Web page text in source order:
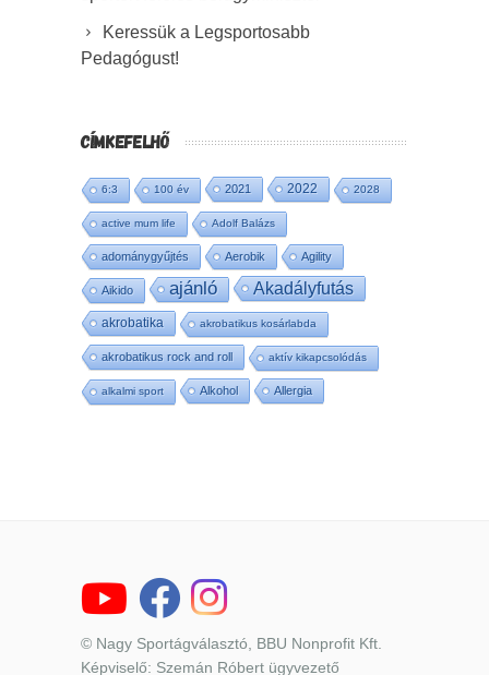
Keressük a Legsportosabb
Pedagógust!
CÍMKEFELHŐ
6:3 100 év 2021 2022 2028
active mum life Adolf Balázs
adománygyűjtés Aerobik Agility
Aikido ajánló Akadályfutás
akrobatika akrobatikus kosárlabda
akrobatikus rock and roll aktív kikapcsolódás
alkalmi sport Alkohol Allergia
© Nagy Sportágválasztó, BBU Nonprofit Kft.
Képviselő: Szemán Róbert ügyvezető